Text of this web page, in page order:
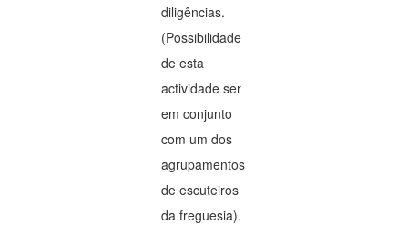
diligências.
(Possibilidade
de esta
actividade ser
em conjunto
com um dos
agrupamentos
de escuteiros
da freguesia).